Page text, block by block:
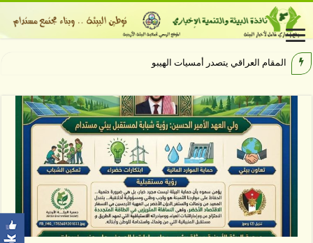
المقام العراقي يتصدر أمسيات الهيبودروم في